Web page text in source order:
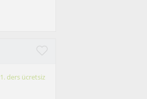
1. ders ücretsiz